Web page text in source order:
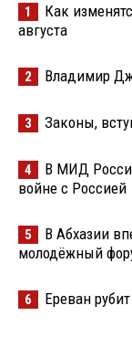
1
Как
августа
2 Владимир
3 Законы,
4
В МИД
войне с Россией
5
В Абхазии
молодёжный
6 Ереван